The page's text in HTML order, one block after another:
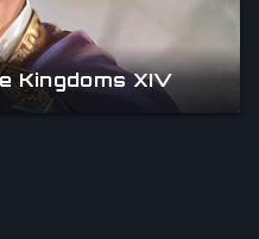
Kingdoms XIV